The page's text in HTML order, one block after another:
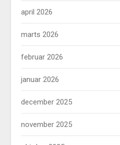
april 2026
marts 2026
februar 2026
januar 2026
december 2025
november 2025